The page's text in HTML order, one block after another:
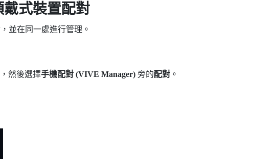
式裝置配對
並在同一處進行管理。
，然後選擇手機配對 (VIVE Manager)旁的配對。